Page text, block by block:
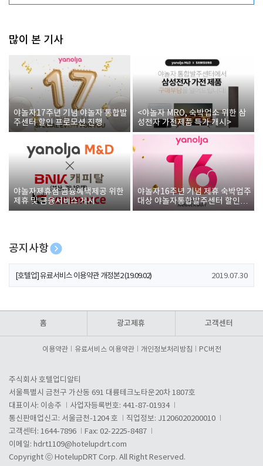
많이 본 기사
야놀자17주년 기념 야놀자 통합발
주센터 할인 프로모션 진행
<야놀자 MRO, 숙박업소 위한 삼
성전자 가전제품 특가 개시>
야놀자제휴점 금융혜택제공 위한
제휴 및 금융서비스 게시
야놀자16주년 기념 제휴 숙박업주
대상 야놀자통합발주센터 할인쿠
폰 증정
공지사항
[호텔업] 개인정보 처리방침 개정본1 (19.09.02)
[호텔업] 유료서비스 이용약관 개정본2 (19.09.02) 2019.07.30
홈 광고제휴 고객센터
이용약관 유료서비스 이용약관 개인정보처리방침 PC버전
주식회사 호텔업디알티
서울특별시 금천구 가산동 691 대륭테크노타운20차 1807호
대표이사: 이송주
사업자등록번호: 441-87-01934
통신판매업신고: 서울금천-1204 호
직업정보: J1206020200010
고객센터: 1644-7896
Fax: 02-2225-8487
이메일: hdrt1109@hotelupdrt.com
Copyright ⓒ HotelupDRT Corp. All Right Reserved.